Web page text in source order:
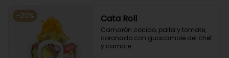
-20% Cata Roll
Camarón cocido, palta y tomate,
coronado con guacamole del chef
y camote.